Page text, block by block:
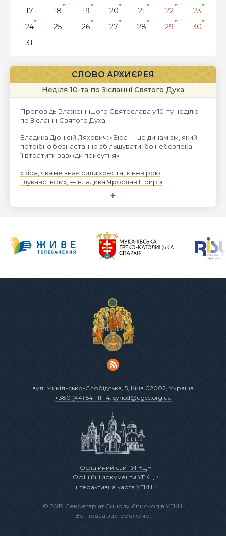
17
18 19 20 21 22
23
24
25 26 27 28 29
30
31
СЛОВО АРХИЄРЕЯ
Неділя 10-та по Зісланні Святого Духа
Проповідь Блаженнішого Святослава у 10-ту неділю
по Зісланні Святого Духа
Владика Діонісій Ляхович: «Віра — це динамізм, який
потрібно безнастанно збільшувати, бо небезпека
її втратити завжди присутня»
«Віра, яка не знає сили хреста, є невірою
і лукавством», — владика Ярослав Приріз
вул. Микільсько-Слобідська, 5 , Київ 02002, Україна
+380 (44) 541-11-14, synod@ugcc.org.ua
Офіційний сайт УГКЦ
Офіційні документи УГКЦ
Інтерактивна карта УГКЦ
© 2019 Секретаріат Синоду Єпископів УГКЦ.
Всі права застережено.